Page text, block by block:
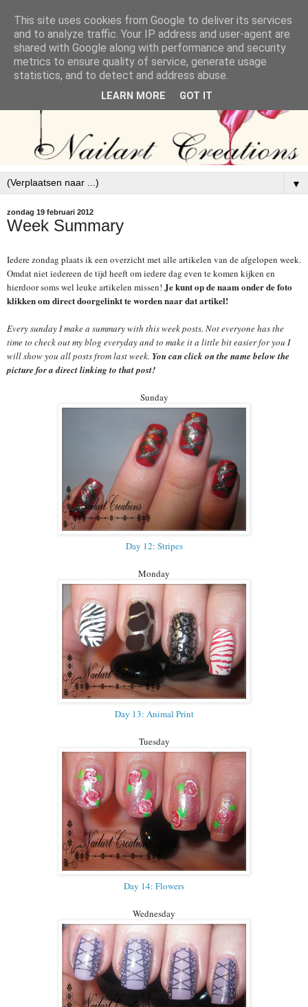
▼
zondag 19 februari 2012
Week Summary
Iedere zondag plaats ik een overzicht met alle artikelen van de afgelopen week.
Omdat niet iedereen de tijd heeft om iedere dag even te komen kijken en
hierdoor soms wel leuke artikelen missen! Je kunt op de naam onder de foto
klikken om direct doorgelinkt te worden naar dat artikel!
Every sunday I make a summary with this week posts. Not everyone has the
time to check out my blog everyday and to make it a little bit easier for you I
will show you all posts from last week. You can click on the name below the
picture for a direct linking to that post!
Sunday
Day 12: Stripes
Monday
Day 13: Animal Print
Tuesday
Day 14: Flowers
Wednesday
This site uses cookies from Google to deliver its services
and to analyze traffic. Your IP address and user-agent are
shared with Google along with performance and security
metrics to ensure quality of service, generate usage
statistics, and to detect and address abuse.
LEARN MORE GOT IT